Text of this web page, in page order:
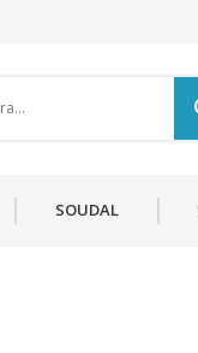
SOUDAL